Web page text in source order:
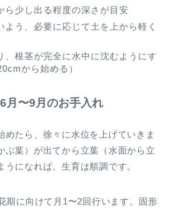
ら少し出る程度の深さが目安
よう、必要に応じて土を上から軽く
、根茎が完全に水中に沈むようにす
から始める）
月〜9月のお手入れ
めたら、徐々に水位を上げていきま
ぶ葉）が出てから立葉（水面から立
うになれば、生育は順調です。
期に向けて月1〜2回行います。固形